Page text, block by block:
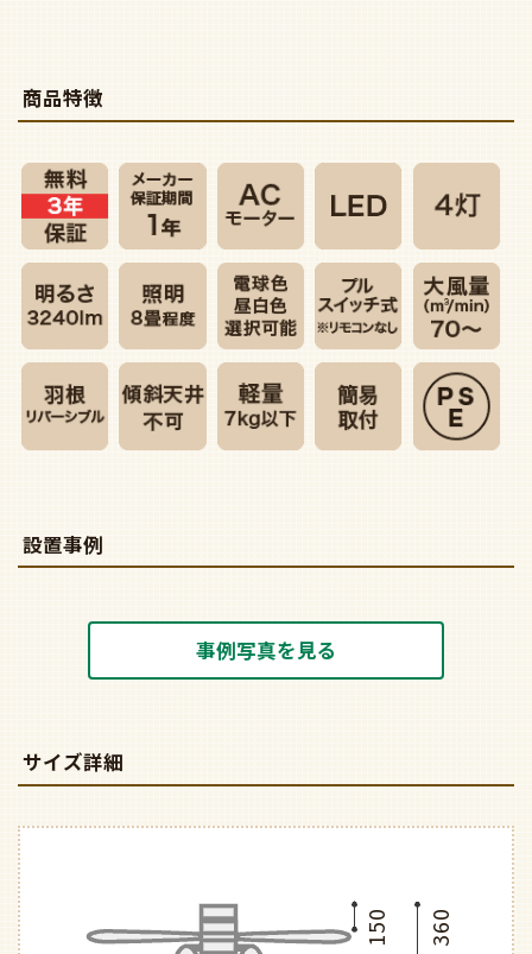
商品特徴
設置事例
事例写真を見る
サイズ詳細
360
150